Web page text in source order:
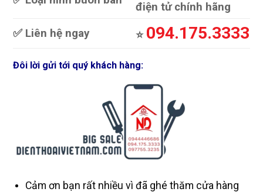
điện tử chính hãng
✅ Liên hệ ngay
⭐️ 094.175.3333
Đôi lời gửi tới quý khách hàng:
Cảm ơn bạn rất nhiều vì đã ghé thăm cửa hàng